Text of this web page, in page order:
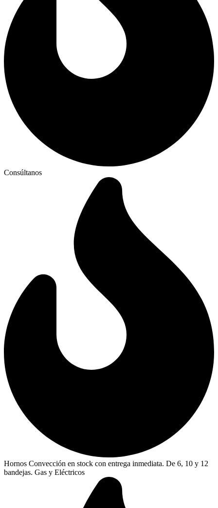
Consúltanos
Hornos Convección en stock con entrega inmediata. De 6, 10 y 12
bandejas. Gas y Eléctricos